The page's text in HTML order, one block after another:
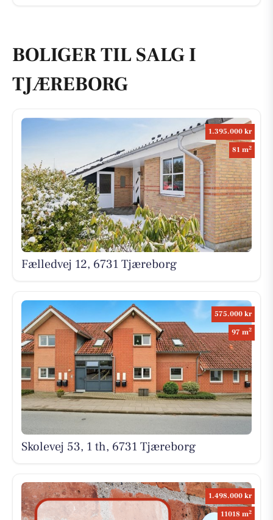
BOLIGER TIL SALG I
TJÆREBORG
1.395.000 kr
81 m2
Fælledvej 12, 6731 Tjæreborg
575.000 kr
97 m2
Skolevej 53, 1 th, 6731 Tjæreborg
1.498.000 kr
11018 m2